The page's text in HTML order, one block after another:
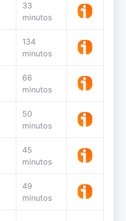
33
minutos
134
minutos
66
minutos
50
minutos
45
minutos
49
minutos